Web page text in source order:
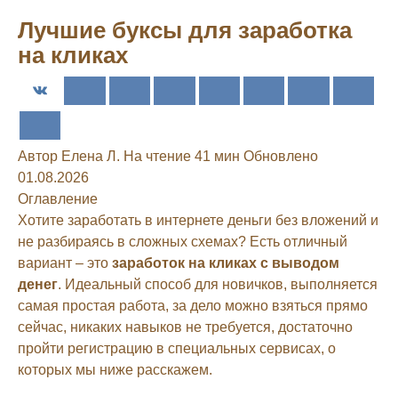
Лучшие буксы для заработка
на кликах
Автор Елена Л. На чтение 41 мин Обновлено
01.08.2026
Оглавление
Хотите заработать в интернете деньги без вложений и
не разбираясь в сложных схемах? Есть отличный
вариант – это заработок на кликах с выводом
денег. Идеальный способ для новичков, выполняется
самая простая работа, за дело можно взяться прямо
сейчас, никаких навыков не требуется, достаточно
пройти регистрацию в специальных сервисах, о
которых мы ниже расскажем.